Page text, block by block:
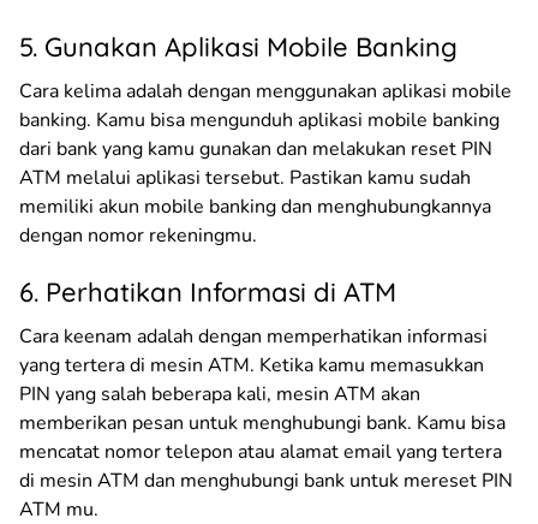
5. Gunakan Aplikasi Mobile Banking
Cara kelima adalah dengan menggunakan aplikasi mobile
banking. Kamu bisa mengunduh aplikasi mobile banking
dari bank yang kamu gunakan dan melakukan reset PIN
ATM melalui aplikasi tersebut. Pastikan kamu sudah
memiliki akun mobile banking dan menghubungkannya
dengan nomor rekeningmu.
6. Perhatikan Informasi di ATM
Cara keenam adalah dengan memperhatikan informasi
yang tertera di mesin ATM. Ketika kamu memasukkan
PIN yang salah beberapa kali, mesin ATM akan
memberikan pesan untuk menghubungi bank. Kamu bisa
mencatat nomor telepon atau alamat email yang tertera
di mesin ATM dan menghubungi bank untuk mereset PIN
ATM mu.